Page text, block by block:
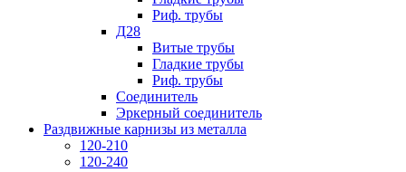
Риф. трубы
Д28
Витые трубы
Гладкие трубы
Риф. трубы
Соединитель
Эркерный соединитель
Раздвижные карнизы из металла
120-210
120-240